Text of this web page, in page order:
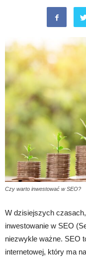
Czy warto inwestować w SEO?
W dzisiejszych
inwestowanie w SEO
niezwykle ważne. SEO
internetowej, który ma